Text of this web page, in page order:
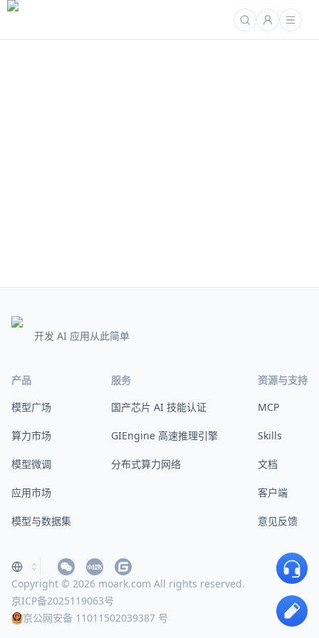
开发 AI 应用从此简单
产品
模型广场
算力市场
模型微调
应用市场
模型与数据集
服务
国产芯片 AI 技能认证
GIEngine 高速推理引擎
分布式算力网络
资源与支持
MCP
Skills
文档
客户端
意见反馈
Copyright © 2026 moark.com All rights reserved.
京ICP备2025119063号
京公网安备 11011502039387 号